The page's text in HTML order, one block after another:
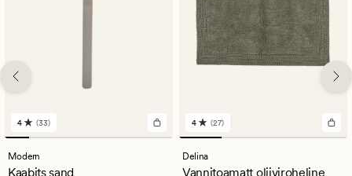
33
arvustust
keskmise
hinnanguga
4 (33)
Modern
Kaabits sand
27
arvustust
keskmise
hinnanguga
4 (27)
Delina
Vannitoamatt oliiviroheline